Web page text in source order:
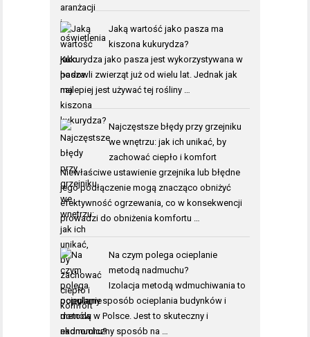
Jaką wartość jako pasza ma
kiszona kukurydza?
Kukurydza jako pasza jest wykorzystywana w
hodowli zwierząt już od wielu lat. Jednak jak
najlepiej jest używać tej rośliny …
Najczęstsze błędy przy grzejniku
we wnętrzu: jak ich unikać, by
zachować ciepło i komfort
Niewłaściwe ustawienie grzejnika lub błędne
jego podłączenie mogą znacząco obniżyć
efektywność ogrzewania, co w konsekwencji
prowadzi do obniżenia komfortu …
Na czym polega ocieplanie
metodą nadmuchu?
Izolacja metodą wdmuchiwania to
popularny sposób ocieplania budynków i
domów w Polsce. Jest to skuteczny i
ekonomiczny sposób na …